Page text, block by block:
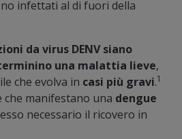
infettati al di fuori della
da virus DENV siano
una malattia lieve,
che evolva in casi più gravi.1
manifestano una dengue
necessario il ricovero in